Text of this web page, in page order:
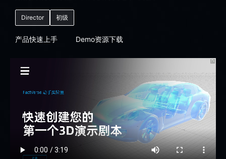
Director 初级
产品快速上手 Demo资源下载